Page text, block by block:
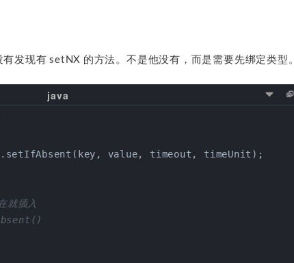
发现有 setNX 的方法。不是他没有，而是需要先绑定类型。
value, timeout, timeUnit);
就插入